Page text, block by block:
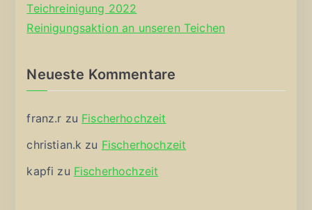
Teichreinigung 2022
Reinigungsaktion an unseren Teichen
Neueste Kommentare
franz.r zu Fischerhochzeit
christian.k zu Fischerhochzeit
kapfi zu Fischerhochzeit